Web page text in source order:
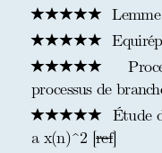
processus de
Étude
a x(n)^2 [ref]